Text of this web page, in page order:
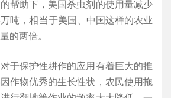
帮助下，美国杀虫剂的使用量减少
吨，相当于美国、中国这样的农业
的两倍。
于保护性耕作的应用有着巨大的推
作物优秀的生长性状，农民使用拖